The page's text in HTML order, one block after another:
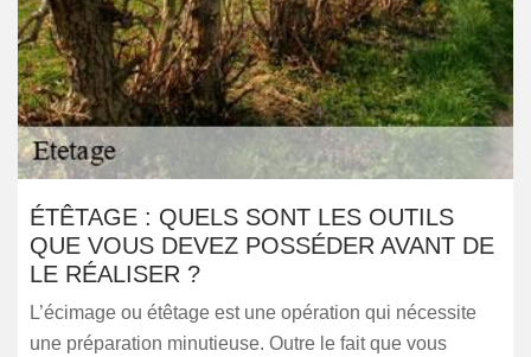
ÉTÊTAGE : QUELS SONT LES OUTILS
QUE VOUS DEVEZ POSSÉDER AVANT DE
LE RÉALISER ?
L’écimage ou étêtage est une opération qui nécessite
une préparation minutieuse. Outre le fait que vous